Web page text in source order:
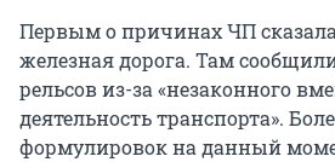
Первым о причинах ЧП
железная дорога. Там
рельсов из-за «незаконного
деятельность транспорта».
формулировок на данный